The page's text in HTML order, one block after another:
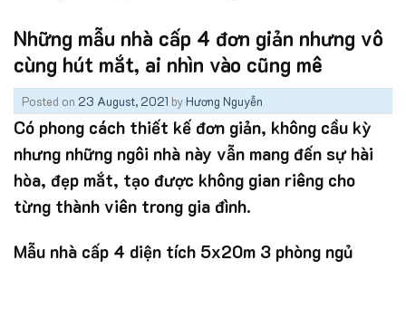
Những mẫu nhà cấp 4 đơn giản nhưng vô
cùng hút mắt, ai nhìn vào cũng mê
Posted on 23 August, 2021 byHương Nguyễn
Có phong cách thiết kế đơn giản, không cầu kỳ
nhưng những ngôi nhà này vẫn mang đến sự hài
hòa, đẹp mắt, tạo được không gian riêng cho
từng thành viên trong gia đình.
Mẫu nhà cấp 4 diện tích 5x20m 3 phòng ngủ